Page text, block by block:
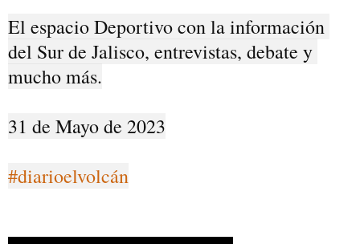
El espacio Deportivo con la información
del Sur de Jalisco, entrevistas, debate y
mucho más.
31 de Mayo de 2023
#diarioelvolcán